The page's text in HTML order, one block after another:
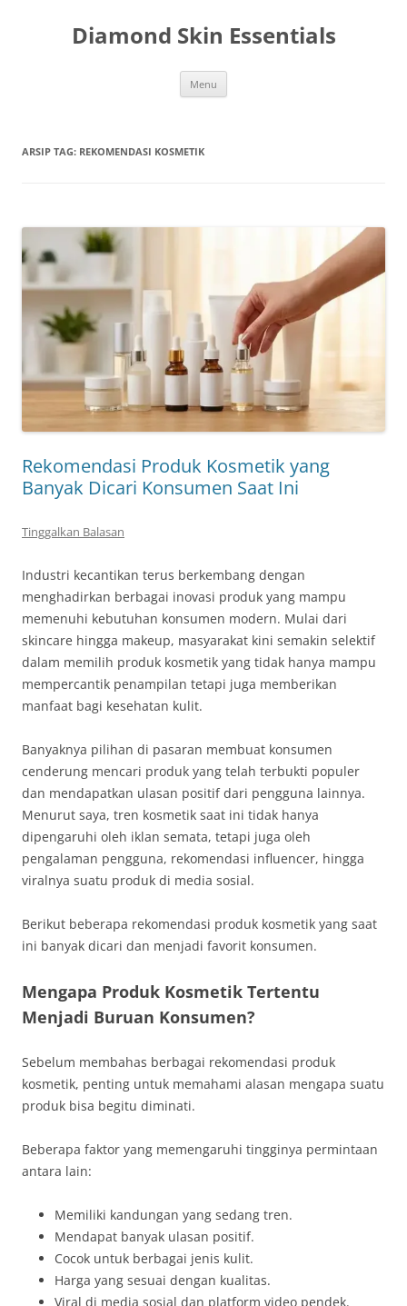
Diamond Skin Essentials
Menu
ARSIP TAG: REKOMENDASI KOSMETIK
Rekomendasi Produk Kosmetik yang
Banyak Dicari Konsumen Saat Ini
Tinggalkan Balasan
Industri kecantikan terus berkembang dengan
menghadirkan berbagai inovasi produk yang mampu
memenuhi kebutuhan konsumen modern. Mulai dari
skincare hingga makeup, masyarakat kini semakin selektif
dalam memilih produk kosmetik yang tidak hanya mampu
mempercantik penampilan tetapi juga memberikan
manfaat bagi kesehatan kulit.
Banyaknya pilihan di pasaran membuat konsumen
cenderung mencari produk yang telah terbukti populer
dan mendapatkan ulasan positif dari pengguna lainnya.
Menurut saya, tren kosmetik saat ini tidak hanya
dipengaruhi oleh iklan semata, tetapi juga oleh
pengalaman pengguna, rekomendasi influencer, hingga
viralnya suatu produk di media sosial.
Berikut beberapa rekomendasi produk kosmetik yang saat
ini banyak dicari dan menjadi favorit konsumen.
Mengapa Produk Kosmetik Tertentu
Menjadi Buruan Konsumen?
Sebelum membahas berbagai rekomendasi produk
kosmetik, penting untuk memahami alasan mengapa suatu
produk bisa begitu diminati.
Beberapa faktor yang memengaruhi tingginya permintaan
antara lain:
Memiliki kandungan yang sedang tren.
Mendapat banyak ulasan positif.
Cocok untuk berbagai jenis kulit.
Harga yang sesuai dengan kualitas.
Viral di media sosial dan platform video pendek.